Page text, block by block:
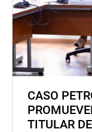
CASO
TITULAR